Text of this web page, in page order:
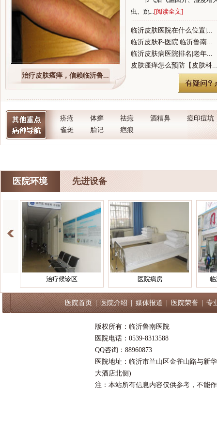
治疗皮肤瘙痒，信赖临沂鲁...
虫、跳...[阅读全文]
临沂皮肤医院在什么位置|...
临沂皮肤科医院|临沂鲁南...
临沂皮肤病医院排名|老年...
皮肤瘙痒怎么预防【皮肤科
疥疮 体癣 祛痣 酒糟鼻
痘印痘坑
雀斑
胎记 疤痕
医院环境 先进设备
治疗候诊区 医院病房
医院首页 | 医院介绍 媒体报道 医院荣誉 专
版权所有：临沂鲁南医院
医院电话：0539-8313588
QQ咨询：88960873
医院地址：临沂市兰山区金雀山路与新
大酒店北侧)
注：本站所有信息内容仅供参考，不能